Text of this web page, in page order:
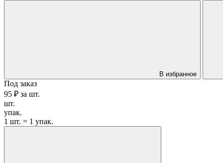
В избранное
Под заказ
95 ₽ за шт.
шт.
упак.
1 шт. = 1 упак.